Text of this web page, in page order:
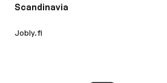
Scandinavia
Jobly.fi